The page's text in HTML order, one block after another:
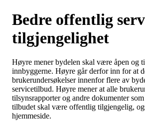
Bedre offentlig
tilgjengelighet
Høyre mener bydelen skal være åpen og
innbyggerne. Høyre går derfor inn for at
brukerundersøkelser innenfor flere av
servicetilbud. Høyre mener at alle
tilsynsrapporter og andre dokumenter
tilbudet skal være offentlig tilgjengelig,
hjemmeside.